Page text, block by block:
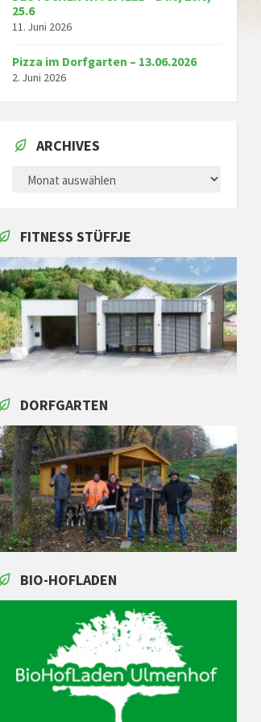
25.6
11. Juni 2026
Pizza im Dorfgarten – 13.06.2026
2. Juni 2026
ARCHIVES
ARCHIVES
FITNESS STÜFFJE
DORFGARTEN
BIO-HOFLADEN